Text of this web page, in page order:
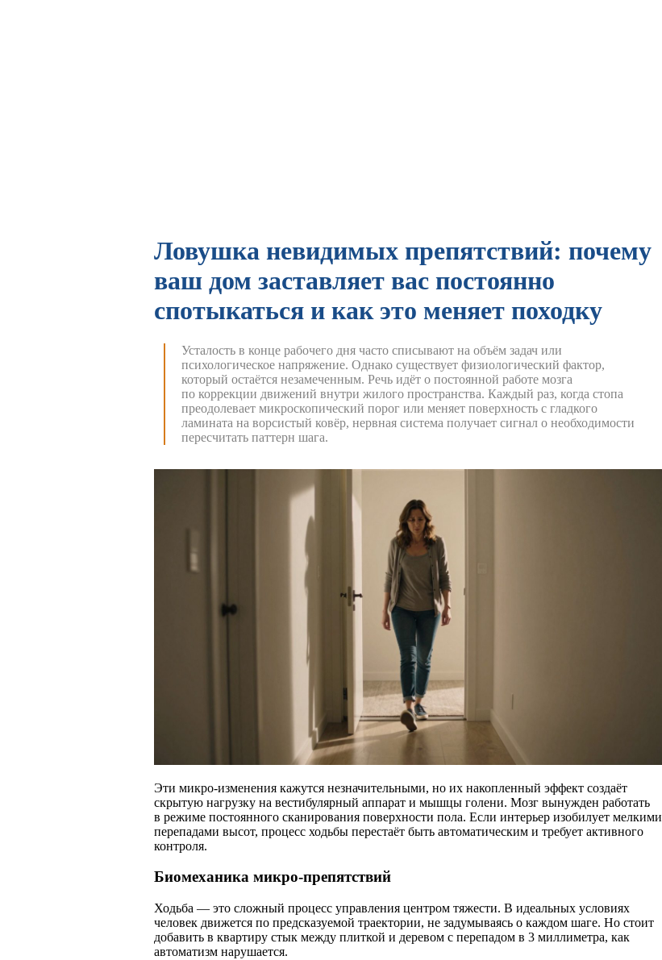
Ловушка невидимых препятствий: почему
ваш дом заставляет вас постоянно
спотыкаться и как это меняет походку
Усталость в конце рабочего дня часто списывают на объём задач или
психологическое напряжение. Однако существует физиологический фактор,
который остаётся незамеченным. Речь идёт о постоянной работе мозга
по коррекции движений внутри жилого пространства. Каждый раз, когда стопа
преодолевает микроскопический порог или меняет поверхность с гладкого
ламината на ворсистый ковёр, нервная система получает сигнал о необходимости
пересчитать паттерн шага.
Эти микро-изменения кажутся незначительными, но их накопленный эффект создаёт
скрытую нагрузку на вестибулярный аппарат и мышцы голени. Мозг вынужден работать
в режиме постоянного сканирования поверхности пола. Если интерьер изобилует мелкими
перепадами высот, процесс ходьбы перестаёт быть автоматическим и требует активного
контроля.
Биомеханика микро-препятствий
Ходьба — это сложный процесс управления центром тяжести. В идеальных условиях
человек движется по предсказуемой траектории, не задумываясь о каждом шаге. Но стоит
добавить в квартиру стык между плиткой и деревом с перепадом в 3 миллиметра, как
автоматизм нарушается.